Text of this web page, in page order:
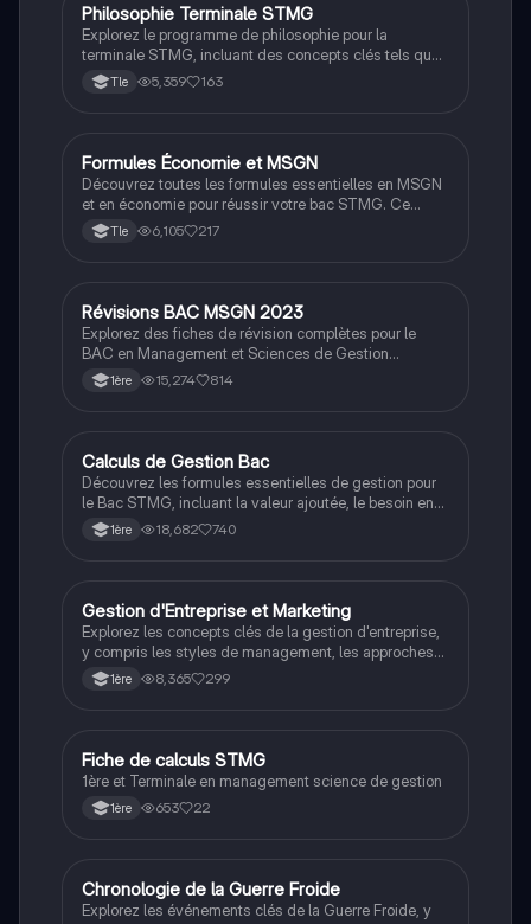
STMG
Philosophie Terminale STMG
Explorez le programme de philosophie pour la
terminale STMG, incluant des concepts clés tels que
la religion, la liberté, la justice, et la vérité. Ce
document propose également une méthodologie
vos idées. Idéal pour les étudiants souhaitant
approfondir leur compréhension des enjeux
philosophiques contemporains.
Tle 5,359 163
STMG
Formules Économie et MSGN
Découvrez toutes les formules essentielles en MSGN
et en économie pour réussir votre bac STMG. Ce
document couvre des concepts clés tels que le seuil
de rentabilité, le coût de revient, le PIB, et bien plus
Tle 6,105 217
STMG
Révisions BAC MSGN 2023
Explorez des fiches de révision complètes pour le
BAC en Management et Sciences de Gestion
Numérique (MSGN). Ce document couvre des
concepts clés tels que les styles de management, les
souhaitant approfondir leur compréhension des enjeux
de gestion et de marketing.
1ère 15,274 814
STMG
Calculs de Gestion Bac
Découvrez les formules essentielles de gestion pour
le Bac STMG, incluant la valeur ajoutée, le besoin en
fonds de roulement, et la rentabilité économique. Ce
résumé couvre les calculs clés pour optimiser votre
1ère 18,682 740
STMG
Gestion d'Entreprise et Marketing
Explorez les concepts clés de la gestion d'entreprise,
y compris les styles de management, les approches
marketing, la création de valeur, et l'impact du
numérique. Ce résumé aborde également la gestion
étudiants en STMG. Type : résumé.
1ère 8,365 299
STMG
Fiche de calculs STMG
1ère et Terminale en management science de gestion
1ère 653 22
STI2D
Chronologie de la Guerre Froide
Explorez les événements clés de la Guerre Froide, y